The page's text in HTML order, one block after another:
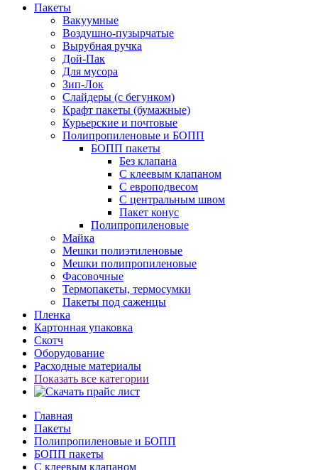
Пакеты
Вакуумные
Воздушно-пузырчатые
Вырубная ручка
Дой-Пак
Для мусора
Зип-Лок
Слайдеры (с бегунком)
Крафт пакеты (бумажные)
Курьерские и почтовые
Полипропиленовые и БОПП
БОПП пакеты
Без клапана
С клеевым клапаном
С европодвесом
С центральным швом
Пакет конус
Полипропиленовые
Майка
Мешки полиэтиленовые
Мешки полипропиленовые
Фасовочные
Термопакеты, термосумки
Пакеты под саженцы
Пленка
Картонная упаковка
Скотч
Оборудование
Расходные материалы
Показать все категории
Главная
Пакеты
Полипропиленовые и БОПП
БОПП пакеты
С клеевым клапаном